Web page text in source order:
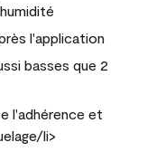
l'application
basses que 2
l'adhérence et
li>